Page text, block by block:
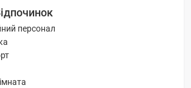
персонал